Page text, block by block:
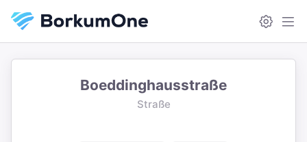
Boeddinghausstraße
Straße